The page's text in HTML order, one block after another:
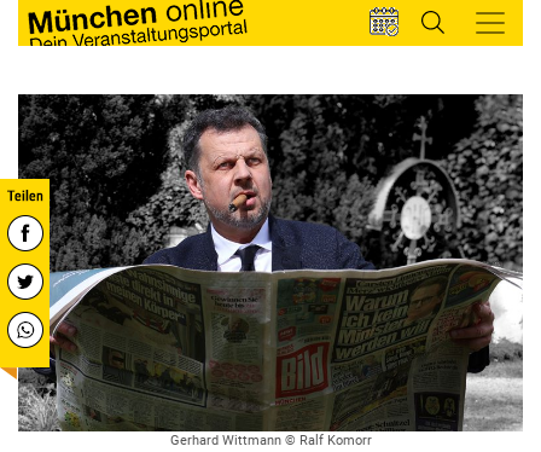
Gerhard Wittmann © Ralf Komorr